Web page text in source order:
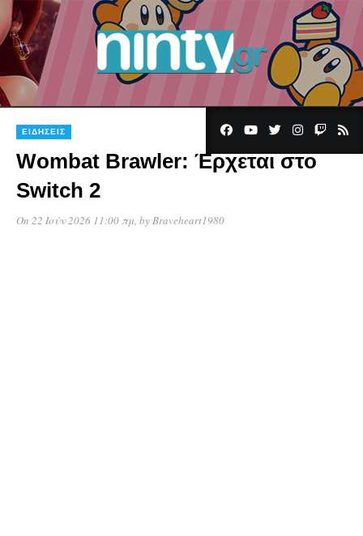
ΕΙΔΉΣΕΙΣ
Wombat Brawler: Έρχεται στο
Switch 2
On 22 Ιούν 2026 11:00 πμ , by Braveheart1980